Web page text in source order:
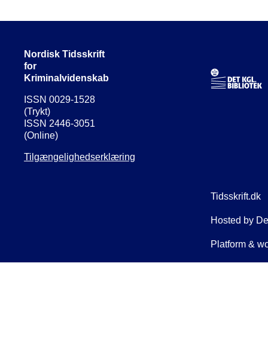
Nordisk Tidsskrift
for
Kriminalvidenskab
ISSN 0029-1528
(Trykt)
ISSN 2446-3051
(Online)
Tilgængelighedserklæring